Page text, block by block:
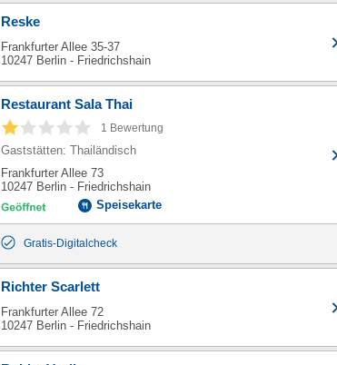
Reske
Frankfurter Allee 35-37
10247 Berlin - Friedrichshain
Restaurant Sala Thai
1 Bewertung
Gaststätten: Thailändisch
Frankfurter Allee 73
10247 Berlin - Friedrichshain
Speisekarte
Gratis-Digitalcheck
Richter Scarlett
Frankfurter Allee 72
10247 Berlin - Friedrichshain